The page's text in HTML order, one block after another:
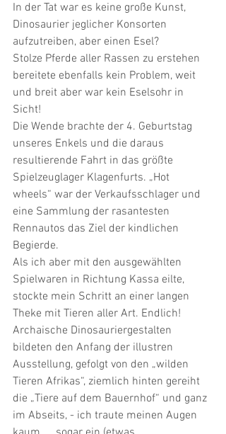
In der Tat war es keine große Kunst,
Dinosaurier jeglicher Konsorten
aufzutreiben, aber einen Esel?
Stolze Pferde aller Rassen zu erstehen
bereitete ebenfalls kein Problem, weit
und breit aber war kein Eselsohr in
Sicht!
Die Wende brachte der 4. Geburtstag
unseres Enkels und die daraus
resultierende Fahrt in das größte
Spielzeuglager Klagenfurts. „Hot
wheels“ war der Verkaufsschlager und
eine Sammlung der rasantesten
Rennautos das Ziel der kindlichen
Begierde.
Als ich aber mit den ausgewählten
Spielwaren in Richtung Kassa eilte,
stockte mein Schritt an einer langen
Theke mit Tieren aller Art. Endlich!
Archaische Dinosauriergestalten
bildeten den Anfang der illustren
Ausstellung, gefolgt von den „wilden
Tieren Afrikas“, ziemlich hinten gereiht
die „Tiere auf dem Bauernhof“ und ganz
im Abseits, - ich traute meinen Augen